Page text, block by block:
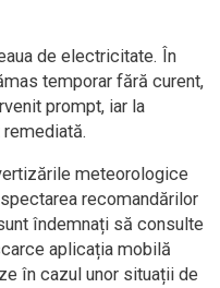
de electricitate. În
temporar fără curent,
prompt, iar la
meteorologice
recomandărilor
îndemnați să consulte
aplicația mobilă
în cazul unor situații de